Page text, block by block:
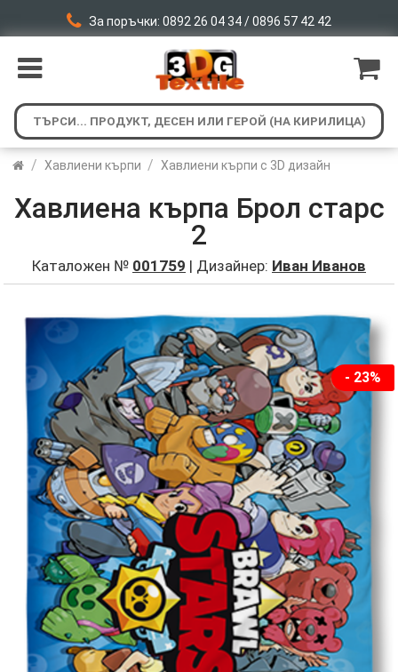
За поръчки: 0892 26 04 34 / 0896 57 42 42
/ Хавлиени кърпи / Хавлиени кърпи с 3D дизайн
Хавлиена кърпа Брол старс
2
Каталожен № 001759 | Дизайнер: Иван Иванов
- 23%